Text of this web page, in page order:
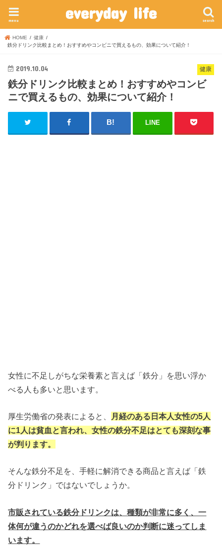
everyday life search
menu
HOME
健康
鉄分ドリンク比較まとめ！おすすめやコンビニで買えるもの、効果について紹介！
健康
2019.10.04
鉄分ドリンク比較まとめ！おすすめやコンビ
ニで買えるもの、効果について紹介！
LINE
女性に不足しがちな栄養素と言えば「鉄分」を思い浮か
べる人も多いと思います。
厚生労働省の発表によると、
月経のある日本人女性の5人
に1人は貧血と言われ、女性の鉄分不足はとても深刻な事
が判ります。
そんな鉄分不足を、手軽に解消できる商品と言えば「鉄
分ドリンク」ではないでしょうか。
市販されている鉄分ドリンクは、種類が非常に多く、一
体何が違うのかどれを選べば良いのか判断に迷ってしま
います。